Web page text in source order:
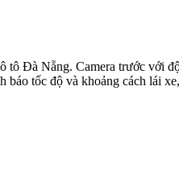
Đà Nẵng. Camera trước với
tốc độ và khoảng cách lái